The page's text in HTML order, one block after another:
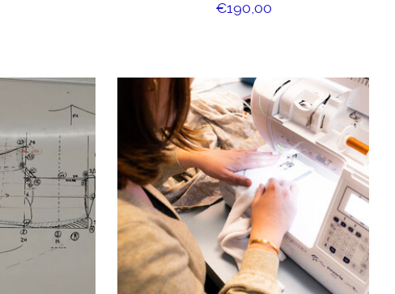
€190,00